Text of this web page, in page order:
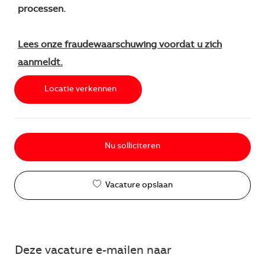
processen.
Lees onze fraudewaarschuwing voordat u zich
aanmeldt.
Locatie verkennen
Nu solliciteren
Vacature opslaan
Deze vacature e-mailen naar